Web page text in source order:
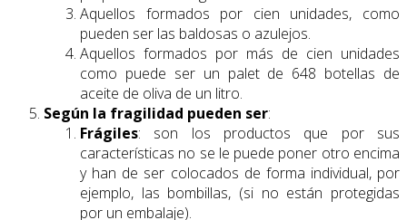
Aquellos formados por cien unidades, como
pueden ser las baldosas o azulejos.
Aquellos formados por más de cien unidades
como puede ser un palet de 648 botellas de
aceite de oliva de un litro.
Según la fragilidad pueden ser:
Frágiles: son los productos que por sus
características no se le puede poner otro encima
y han de ser colocados de forma individual, por
ejemplo, las bombillas, (si no están protegidas
por un embalaje).